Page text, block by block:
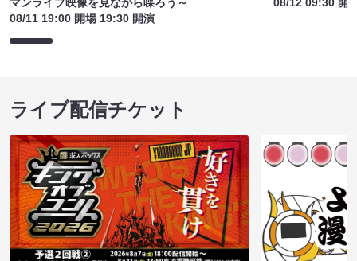
08/11 19:00 開場 19:30 開演
ライブ配信チケット